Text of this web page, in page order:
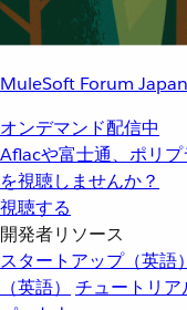
MuleSoft Forum Japan
オンデマンド配信中
Aflacや富士通、ポリ
を視聴しませんか？
視聴する
開発者リソース
スタートアップ（英語）
（英語）
チュートリア